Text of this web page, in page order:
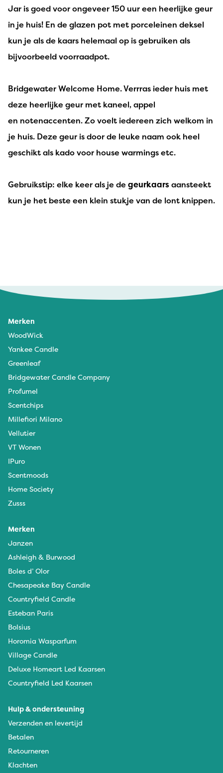
Jar is goed voor ongeveer 150 uur een heerlijke geur
in je huis! En de glazen pot met porceleinen deksel
kun je als de kaars helemaal op is gebruiken als
bijvoorbeeld voorraadpot.
Bridgewater Welcome Home. Verrras ieder huis met
deze heerlijke geur met kaneel, appel
en notenaccenten. Zo voelt iedereen zich welkom in
je huis. Deze geur is door de leuke naam ook heel
geschikt als kado voor house warmings etc.
Gebruikstip: elke keer als je de geurkaarsaansteekt
kun je het beste een klein stukje van de lont knippen.
Heerlijke geurende kaars ! Reeds 3e exemplaar in
huis 🏠 voor gezellige winteravonden
Nicole - 8 februari 2024
Ruikt heerlijk en werd de volgende dag bezorgd.
Merken
WoodWick
Yankee Candle
Greenleaf
Bridgewater Candle Company
Profumel
Scentchips
Millefiori Milano
Vellutier
VT Wonen
IPuro
Scentmoods
Home Society
Zusss
Merken
Janzen
Ashleigh & Burwood
Boles d’ Olor
Chesapeake Bay Candle
Countryfield Candle
Esteban Paris
Bolsius
Horomia Wasparfum
Village Candle
Deluxe Homeart Led Kaarsen
Countryfield Led Kaarsen
Hulp & ondersteuning
Verzenden en levertijd
Betalen
Retourneren
Klachten